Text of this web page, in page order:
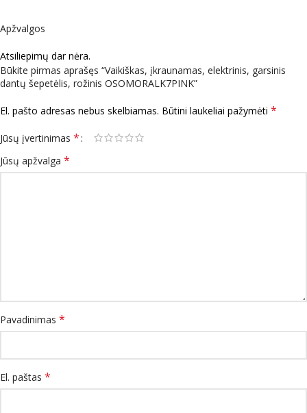
Apžvalgos
Atsiliepimų dar nėra.
Būkite pirmas aprašęs “Vaikiškas, įkraunamas, elektrinis, garsinis
dantų šepetėlis, rožinis OSOMORALK7PINK”
El. pašto adresas nebus skelbiamas. Būtini laukeliai pažymėti *
Jūsų įvertinimas *
Jūsų apžvalga *
Pavadinimas *
El. paštas *